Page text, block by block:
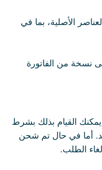
الأصلية، بما في
نسخة من الفاتورة
القيام بذلك بشرط
أما في حال تم شحن
الطلب.